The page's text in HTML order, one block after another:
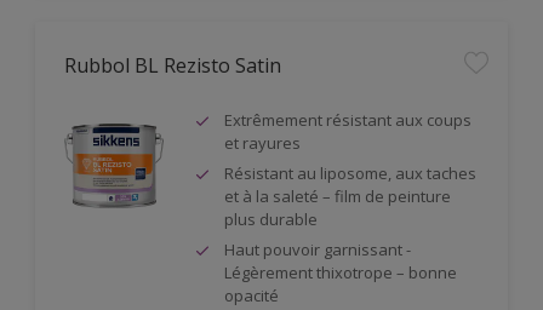
Rubbol BL Rezisto Satin
Extrêmement résistant aux coups
et rayures
Résistant au liposome, aux taches
et à la saleté – film de peinture
plus durable
Haut pouvoir garnissant -
Légèrement thixotrope – bonne
opacité